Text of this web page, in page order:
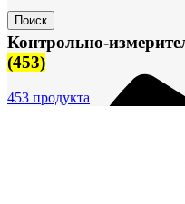
Поиск
Контрольно-
(453)
453 продукта